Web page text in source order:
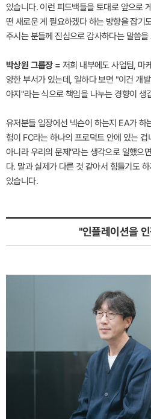
있습니다. 이런 피드백들을 토대로 앞으로
떤 새로운 게 필요하겠다 하는 방향을 잡기
주시는 분들께 진심으로 감사하다는 말씀
박상원 그룹장 = 저희 내부에도 사업팀, 마
양한 부서가 있는데, 일하다 보면 "이건 개
야지"라는 식으로 책임을 나누는 경향이 생
유저분들 입장에선 넥슨이 하는지 EA가 하
험이 FC라는 하나의 프로덕트 안에 있는
아니라 우리의 문제"라는 생각으로 일했으
다. 말과 실제가 다른 것 같아서 힘들기도
있습니다.
"인플레이션을